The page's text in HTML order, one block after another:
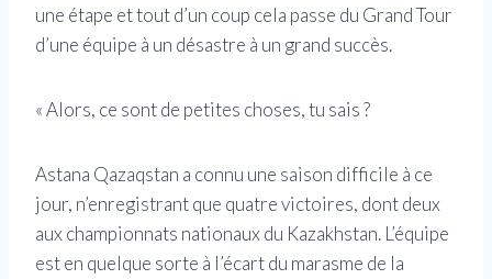
une étape et tout d’un coup cela passe du Grand Tour
d’une équipe à un désastre à un grand succès.
« Alors, ce sont de petites choses, tu sais ?
Astana Qazaqstan a connu une saison difficile à ce
jour, n’enregistrant que quatre victoires, dont deux
aux championnats nationaux du Kazakhstan. L’équipe
est en quelque sorte à l’écart du marasme de la